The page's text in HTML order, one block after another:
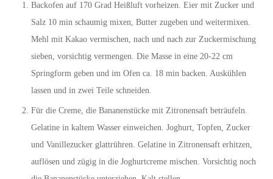
Backofen auf 170 Grad Heißluft vorheizen. Eier mit Zucker und
Salz 10 min schaumig mixen, Butter zugeben und weitermixen.
Mehl mit Kakao vermischen, nach und nach zur Zuckermischung
sieben, vorsichtig vermengen. Die Masse in eine 20-22 cm
Springform geben und im Ofen ca. 18 min backen. Auskühlen
lassen und in zwei Teile schneiden.
Für die Creme, die Bananenstücke mit Zitronensaft beträufeln.
Gelatine in kaltem Wasser einweichen. Joghurt, Topfen, Zucker
und Vanillezucker glattrühren. Gelatine in Zitronensaft erhitzen,
auflösen und zügig in die Joghurtcreme mischen. Vorsichtig noch